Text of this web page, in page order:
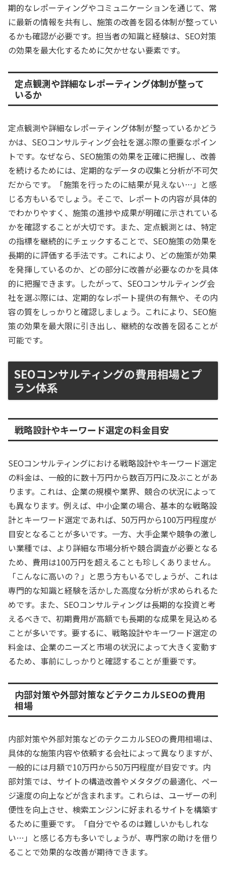
期的なレポーティングやコミュニケーションを通じて、常
に最新の情報を共有し、施策の改善を図る体制が整ってい
るかも確認が必要です。担当者の知識と経験は、SEO対策
の効果を最大化するために欠かせない要素です。
定点観測や詳細なレポーティング体制が整って
いるか
定点観測や詳細なレポーティング体制が整っているかどう
かは、SEOコンサルティング会社を選ぶ際の重要なポイン
トです。なぜなら、SEO施策の効果を正確に把握し、改善
を続けるためには、定期的なデータの収集と分析が不可欠
だからです。「施策を行ったのに結果が見えない…」と感
じる方もいるでしょう。そこで、レポートの内容が具体的
でわかりやすく、施策の進捗や成果が明確に示されている
かを確認することが大切です。また、定点観測とは、特定
の指標を継続的にチェックすることで、SEO施策の効果を
長期的に評価する手法です。これにより、どの施策が効果
を発揮しているのか、どの部分に改善が必要なのかを具体
的に把握できます。したがって、SEOコンサルティング会
社を選ぶ際には、定期的なレポート提供の有無や、その内
容の質をしっかりと確認しましょう。これにより、SEO施
策の効果を最大限に引き出し、継続的な改善を図ることが
可能です。
SEOコンサルティングの費用相場とプ
ラン体系
戦略設計やキーワード選定の料金目安
SEOコンサルティングにおける戦略設計やキーワード選定
の料金は、一般的に数十万円から数百万円に及ぶことがあ
ります。これは、企業の規模や業界、競合の状況によって
も異なります。例えば、中小企業の場合、基本的な戦略設
計とキーワード選定であれば、50万円から100万円程度が
目安となることが多いです。一方、大手企業や競争の激し
い業種では、より詳細な市場分析や競合調査が必要となる
ため、費用は100万円を超えることも珍しくありません。
「こんなに高いの？」と思う方もいるでしょうが、これは
専門的な知識と経験を活かした高度な分析が求められるた
めです。また、SEOコンサルティングは長期的な投資と考
えるべきで、初期費用が高額でも長期的な成果を見込める
ことが多いです。要するに、戦略設計やキーワード選定の
料金は、企業のニーズと市場の状況によって大きく変動す
るため、事前にしっかりと確認することが重要です。
内部対策や外部対策などテクニカルSEOの費用
相場
内部対策や外部対策などのテクニカルSEOの費用相場は、
具体的な施策内容や依頼する会社によって異なりますが、
一般的には月額で10万円から50万円程度が目安です。内
部対策では、サイトの構造改善やメタタグの最適化、ペー
ジ速度の向上などが含まれます。これらは、ユーザーの利
便性を向上させ、検索エンジンに好まれるサイトを構築す
るために重要です。「自分でやるのは難しいかもしれな
い…」と感じる方も多いでしょうが、専門家の助けを借り
ることで効果的な改善が期待できます。